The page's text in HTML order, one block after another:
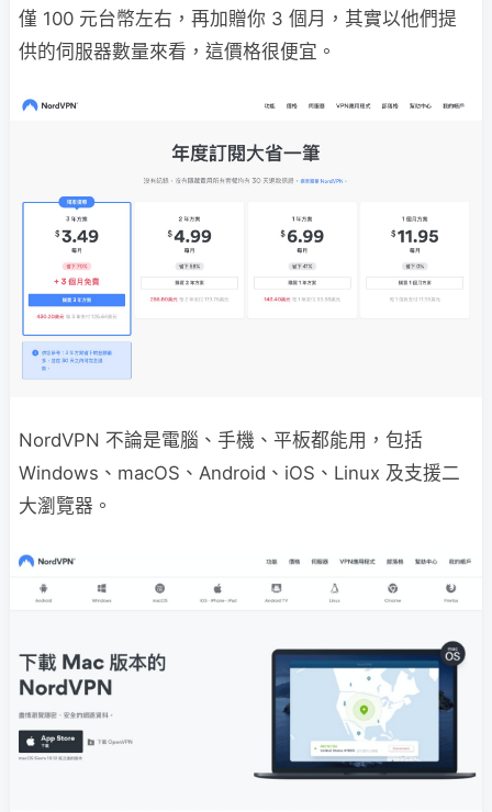
僅 100 元台幣左右，再加贈你 3 個月，其實以他們提
供的伺服器數量來看，這價格很便宜。
NordVPN 不論是電腦、手機、平板都能用，包括
Windows、macOS、Android、iOS、Linux 及支援二
大瀏覽器。